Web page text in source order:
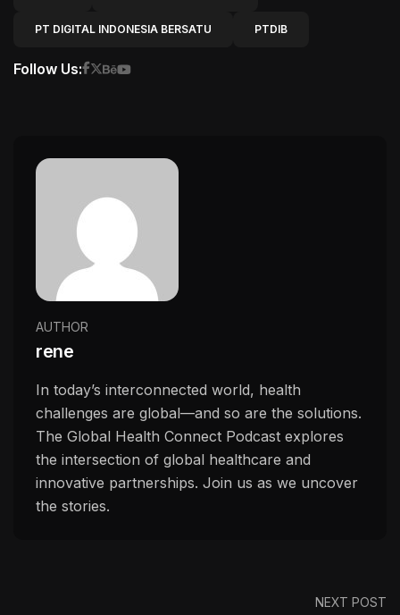
PT DIGITAL INDONESIA BERSATU PTDIB
Follow Us:
AUTHOR
rene
In today’s interconnected world, health
challenges are global—and so are the solutions.
The Global Health Connect Podcast explores
the intersection of global healthcare and
innovative partnerships. Join us as we uncover
the stories.
NEXT POST